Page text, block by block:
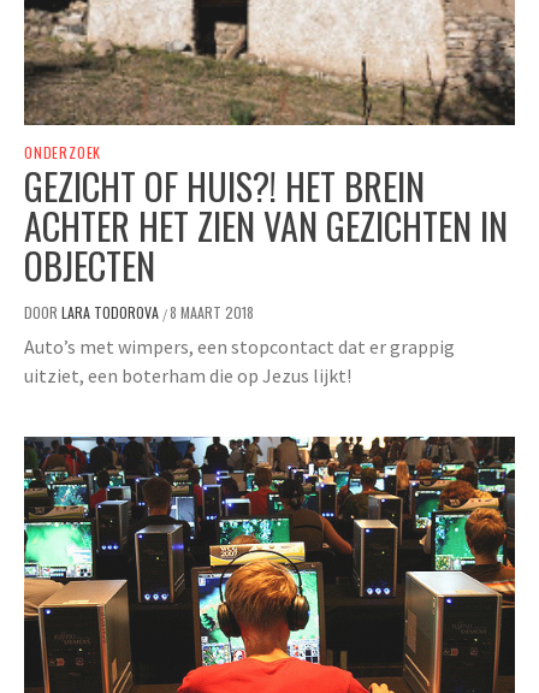
ONDERZOEK
GEZICHT OF HUIS?! HET BREIN
ACHTER HET ZIEN VAN GEZICHTEN IN
OBJECTEN
DOOR LARA TODOROVA /8 MAART 2018
Auto’s met wimpers, een stopcontact dat er grappig
uitziet, een boterham die op Jezus lijkt!